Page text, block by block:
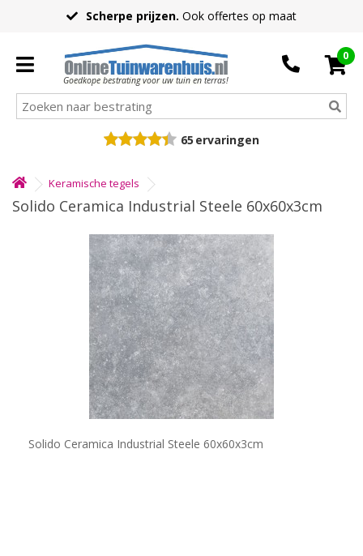
Scherpe prijzen. Ook offertes op maat
Goedkope bestrating voor uw tuin en terras!
0
65 ervaringen
Keramische tegels
Solido Ceramica Industrial Steele 60x60x3cm
Solido Ceramica Industrial Steele 60x60x3cm